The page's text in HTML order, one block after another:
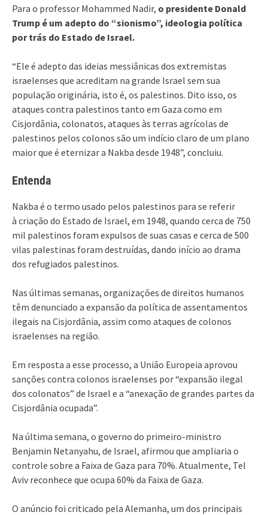
Para o professor Mohammed Nadir, o presidente Donald
Trump é um adepto do “sionismo”, ideologia política
por trás do Estado de Israel.
“Ele é adepto das ideias messiânicas dos extremistas
israelenses que acreditam na grande Israel sem sua
população originária, isto é, os palestinos. Dito isso, os
ataques contra palestinos tanto em Gaza como em
Cisjordânia, colonatos, ataques às terras agrícolas de
palestinos pelos colonos são um indício claro de um plano
maior que é eternizar a Nakba desde 1948”, concluiu.
Entenda
Nakba é o termo usado pelos palestinos para se referir
à criação do Estado de Israel, em 1948, quando cerca de 750
mil palestinos foram expulsos de suas casas e cerca de 500
vilas palestinas foram destruídas, dando início ao drama
dos refugiados palestinos.
Nas últimas semanas, organizações de direitos humanos
têm denunciado a expansão da política de assentamentos
ilegais na Cisjordânia, assim como ataques de colonos
israelenses na região.
Em resposta a esse processo, a União Europeia aprovou
sanções contra colonos israelenses por “expansão ilegal
dos colonatos” de Israel e a “anexação de grandes partes da
Cisjordânia ocupada”.
Na última semana, o governo do primeiro-ministro
Benjamin Netanyahu, de Israel, afirmou que ampliaria o
controle sobre a Faixa de Gaza para 70%. Atualmente, Tel
Aviv reconhece que ocupa 60% da Faixa de Gaza.
O anúncio foi criticado pela Alemanha, um dos principais